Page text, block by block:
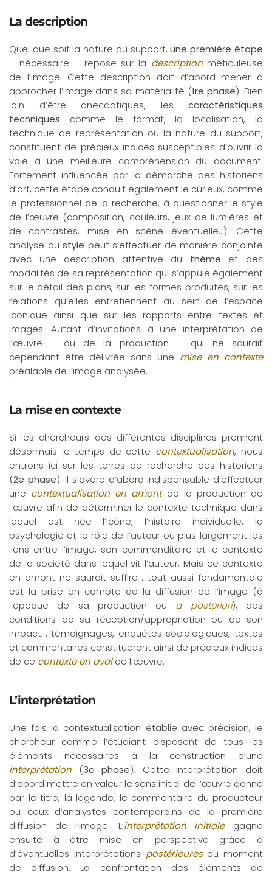
La description
Quel que soit la nature du support,une première étape
– nécessaire – repose sur la descriptionméticuleuse
de l’image. Cette description doit d’abord mener à
approcher l’image dans sa matérialité (1re phase). Bien
loin d’être anecdotiques, les caractéristiques
techniques comme le format, la localisation, la
technique de représentation ou la nature du support,
constituent de précieux indices susceptibles d’ouvrir la
voie à une meilleure compréhension du document.
Fortement influencée par la démarche des historiens
d’art, cette étape conduit également le curieux, comme
le professionnel de la recherche, à questionner le style
de l’œuvre (composition, couleurs, jeux de lumières et
de contrastes, mise en scène éventuelle…). Cette
analyse dustyle peut s’effectuer de manière conjointe
avec une description attentive du thème et des
modalités de sa représentation qui s’appuie également
sur le détail des plans, sur les formes produites, sur les
relations qu’elles entretiennent au sein de l’espace
iconique ainsi que sur les rapports entre textes et
images. Autant d’invitations à une interprétation de
l’œuvre - ou de la production – qui ne saurait
cependant être délivrée sans une mise en contexte
préalable de l’image analysée.
La mise en contexte
Si les chercheurs des différentes disciplines prennent
désormais le temps de cette contextualisation, nous
entrons ici sur les terres de recherche des historiens
(2e phase). Il s’avère d’abord indispensable d’effectuer
une contextualisation en amontde la production de
l’œuvre afin de déterminer le contexte technique dans
lequel est née l’icône, l’histoire individuelle, la
psychologie et le rôle de l’auteur ou plus largement les
liens entre l’image, son commanditaire et le contexte
de la société dans lequel vit l’auteur. Mais ce contexte
en amont ne saurait suffire : tout aussi fondamentale
est la prise en compte de la diffusion de l’image (à
l’époque de sa production ou a posteriori), des
conditions de sa réception/appropriation ou de son
impact : témoignages, enquêtes sociologiques, textes
et commentaires constitueront ainsi de précieux indices
de ce contexte en avalde l’œuvre.
L’interprétation
Une fois la contextualisation établie avec précision, le
chercheur comme l’étudiant disposent de tous les
éléments nécessaires à la construction d’une
interprétation (3e phase). Cette interprétation doit
d’abord mettre en valeur le sens initial de l’œuvre donné
par le titre, la légende, le commentaire du producteur
ou ceux d’analystes contemporains de la première
diffusion de l’image. L’interprétation initialegagne
ensuite à être mise en perspective grâce à
d’éventuelles interprétations postérieures au moment
de diffusion. La confrontation des éléments de